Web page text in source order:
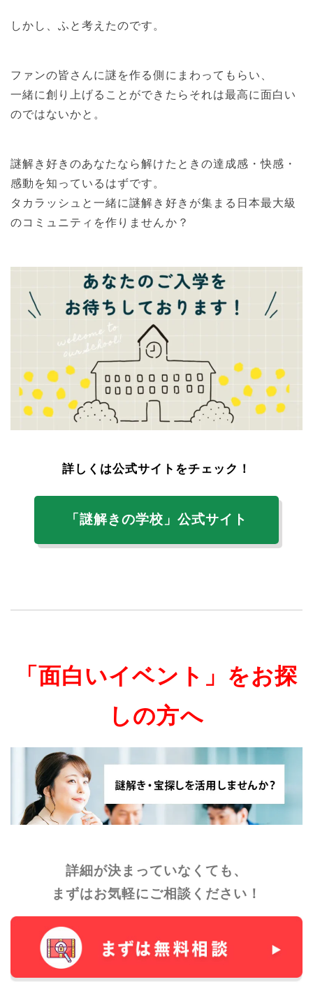
しかし、ふと考えたのです。
ファンの皆さんに謎を作る側にまわってもらい、
一緒に創り上げることができたらそれは最高に面白い
のではないかと。
謎解き好きのあなたなら解けたときの達成感・快感・
感動を知っているはずです。
タカラッシュと一緒に謎解き好きが集まる日本最大級
のコミュニティを作りませんか？
詳しくは公式サイトをチェック！
「謎解きの学校」公式サイト
「面白いイベント」をお探
しの方へ
詳細が決まっていなくても、
まずはお気軽にご相談ください！